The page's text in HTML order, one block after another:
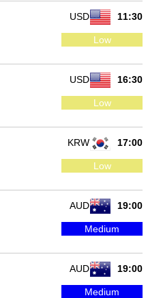
11:30
USD
Low
16:30
USD
Low
17:00
KRW
Low
19:00
AUD
Medium
19:00
AUD
Medium